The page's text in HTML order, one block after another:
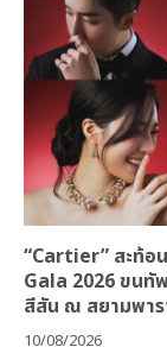
“Cartier” สะท้อ
Gala 2026 ขนทั
สีสัน ณ สยามพา
10/08/2026